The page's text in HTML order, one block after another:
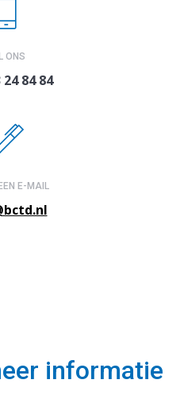
ONS
24 84 84
E-MAIL
informatie